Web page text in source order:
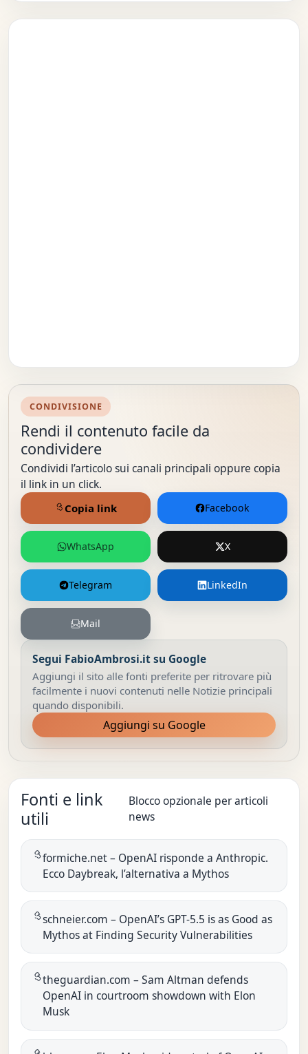
CONDIVISIONE
Rendi il contenuto facile da
condividere
Condividi l’articolo sui canali principali oppure copia
il link in un click.
Facebook
WhatsApp X
Telegram LinkedIn
Mail
Copia link
Segui FabioAmbrosi.it su Google
Aggiungi il sito alle fonti preferite per ritrovare più
facilmente i nuovi contenuti nelle Notizie principali
quando disponibili.
Aggiungi su Google
Fonti e link
utili
Blocco opzionale per articoli
news
formiche.net – OpenAI risponde a Anthropic.
Ecco Daybreak, l’alternativa a Mythos
schneier.com – OpenAI’s GPT-5.5 is as Good as
Mythos at Finding Security Vulnerabilities
theguardian.com – Sam Altman defends
OpenAI in courtroom showdown with Elon
Musk